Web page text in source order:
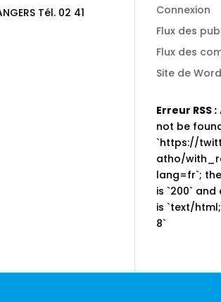
Tél. 02 41
Connexion
Flux des
Flux des
Site de
Erreur RSS :
not be
`https://
atho/
lang=fr`;
is `200`
is `text/
8`